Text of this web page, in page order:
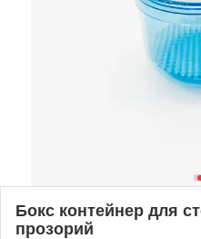
Бокс контейнер для
прозорий